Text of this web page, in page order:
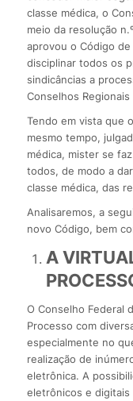
classe médica, o
meio da resolução
aprovou o Código
disciplinar todos os
sindicâncias a
Conselhos
Tendo em vista que
mesmo tempo,
médica, mister se
todos, de modo a
classe médica, das
Analisaremos, a
novo Código, bem
A
O Conselho Federal
Processo com
especialmente no
realização de
eletrônica. A
eletrônicos e